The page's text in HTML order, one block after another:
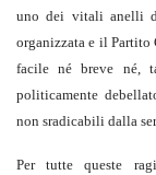
uno dei vitali anelli
organizzata e il Partito
facile né breve né,
politicamente
non sradicabili dalla
Per tutte queste